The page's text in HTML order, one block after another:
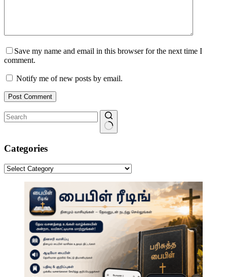
Save my name and email in this browser for the next time I
comment.
Notify me of new posts by email.
Post Comment
results
Categories
Categories